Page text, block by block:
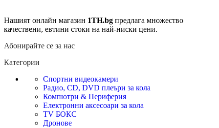
Нашият онлайн магазин 1TH.bg предлага множество
качествени, евтини стоки на най-ниски цени.
Абонирайте се за нас
Категории
Спортни видеокамери
Радио, CD, DVD плеъри за кола
Компютри & Периферия
Електронни аксесоари за кола
TV БОКС
Дронове